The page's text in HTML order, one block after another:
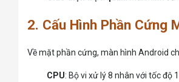
2. Cấu Hình Phần Cứng
Về mặt phần cứng, màn hình Android
CPU: Bộ vi xử lý 8 nhân với tốc độ